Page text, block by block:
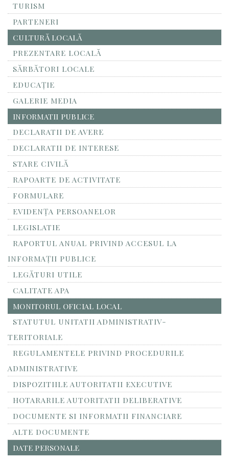
TURISM
PARTENERI
CULTURĂ LOCALĂ
PREZENTARE LOCALĂ
SĂRBĂTORI LOCALE
EDUCAȚIE
GALERIE MEDIA
INFORMATII PUBLICE
DECLARATII DE AVERE
DECLARATII DE INTERESE
STARE CIVILĂ
RAPOARTE DE ACTIVITATE
FORMULARE
EVIDENȚA PERSOANELOR
LEGISLATIE
RAPORTUL ANUAL PRIVIND ACCESUL LA
INFORMAŢII PUBLICE
LEGĂTURI UTILE
CALITATE APA
MONITORUL OFICIAL LOCAL
STATUTUL UNITATII ADMINISTRATIV-
TERITORIALE
REGULAMENTELE PRIVIND PROCEDURILE
ADMINISTRATIVE
DISPOZITIILE AUTORITATII EXECUTIVE
HOTARARILE AUTORITATII DELIBERATIVE
DOCUMENTE SI INFORMATII FINANCIARE
ALTE DOCUMENTE
DATE PERSONALE